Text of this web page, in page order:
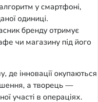
у смартфоні,
одиниці.
бренду отримує
чи магазину під його
де інновації окупаються
а творець —
участі в операціях.